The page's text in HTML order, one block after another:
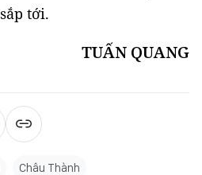
tới.
TUẤN QUANG
Châu Thành